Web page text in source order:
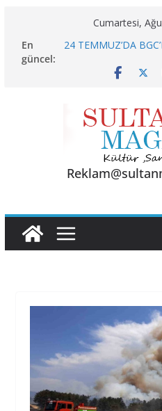
content
Cumartesi,
En
güncel:
24 TEMMUZ’DA
KELİMELER YETMEZ
BU KALP
AKGÜL: “BOLU,
YÖNETİLMEYİ HAK